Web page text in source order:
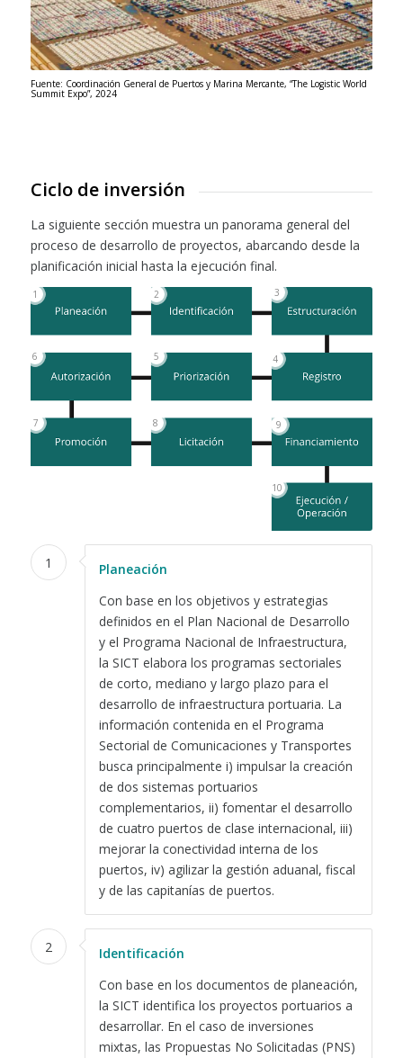
Fuente: Coordinación General de Puertos y Marina Mercante, “The Logistic World
Summit Expo”, 2024
Ciclo de inversión
La siguiente sección muestra un panorama general del
proceso de desarrollo de proyectos, abarcando desde la
planificación inicial hasta la ejecución final.
1 2 3
4
5
6
7 8 9
10
1
Planeación
Con base en los objetivos y estrategias
definidos en el Plan Nacional de Desarrollo
y el Programa Nacional de Infraestructura,
la SICT elabora los programas sectoriales
de corto, mediano y largo plazo para el
desarrollo de infraestructura portuaria. La
información contenida en el Programa
Sectorial de Comunicaciones y Transportes
busca principalmente i) impulsar la creación
de dos sistemas portuarios
complementarios, ii) fomentar el desarrollo
de cuatro puertos de clase internacional, iii)
mejorar la conectividad interna de los
puertos, iv) agilizar la gestión aduanal, fiscal
y de las capitanías de puertos.
2
Identificación
Con base en los documentos de planeación,
la SICT identifica los proyectos portuarios a
desarrollar. En el caso de inversiones
mixtas, las Propuestas No Solicitadas (PNS)